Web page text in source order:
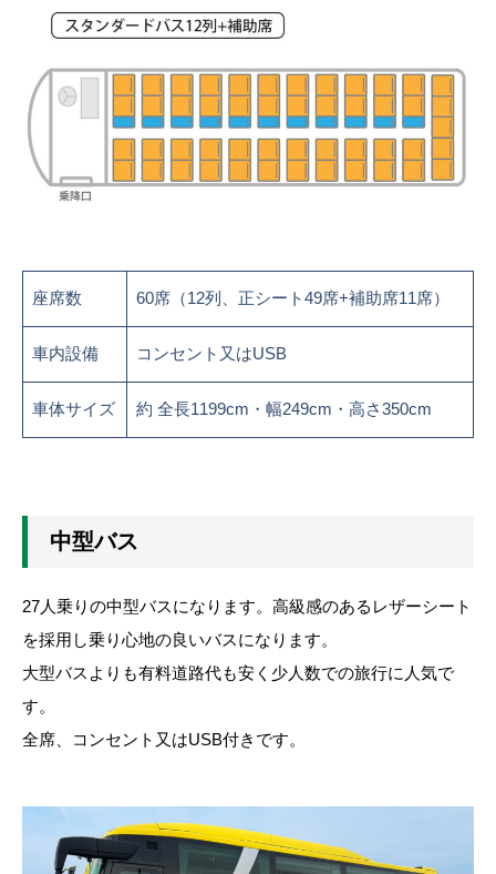
座席数 60席（12列、正シート49席+補助席11席）
車内設備 コンセント又はUSB
車体サイズ 約 全長1199cm・幅249cm・高さ350cm
中型バス
27人乗りの中型バスになります。高級感のあるレザーシート
を採用し乗り心地の良いバスになります。
大型バスよりも有料道路代も安く少人数での旅行に人気で
す。
全席、コンセント又はUSB付きです。